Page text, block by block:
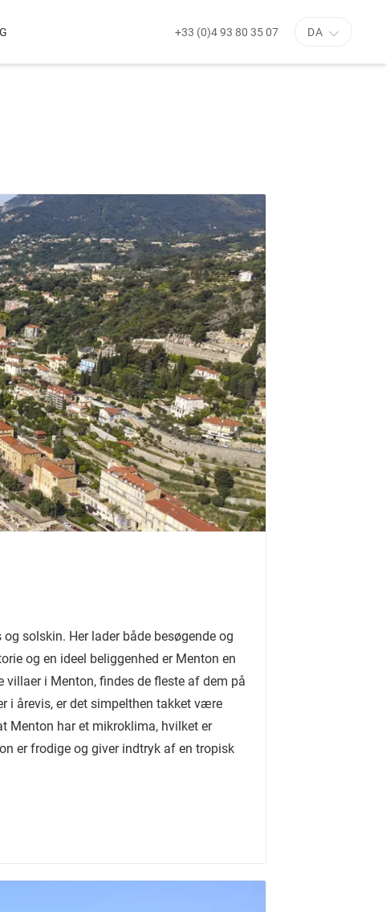
+33 (0)4 93 80 35 07 DA
solskin. Her lader både besøgende og
og en ideel beliggenhed er Menton en
villaer i Menton, findes de fleste af dem på
i årevis, er det simpelthen takket være
Menton har et mikroklima, hvilket er
er frodige og giver indtryk af en tropisk